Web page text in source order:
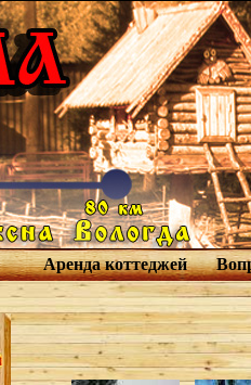
Аренда коттеджей